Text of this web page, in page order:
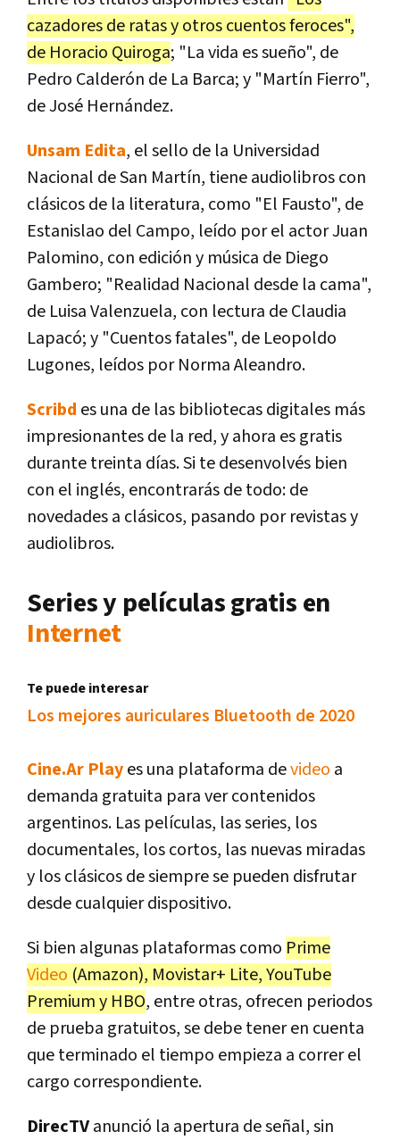
cazadores de ratas y otros cuentos feroces",
de Horacio Quiroga; "La vida es sueño", de
Pedro Calderón de La Barca; y "Martín Fierro",
de José Hernández.
Unsam Edita, el sello de la Universidad
Nacional de San Martín, tiene audiolibros con
clásicos de la literatura, como "El Fausto", de
Estanislao del Campo, leído por el actor Juan
Palomino, con edición y música de Diego
Gambero; "Realidad Nacional desde la cama",
de Luisa Valenzuela, con lectura de Claudia
Lapacó; y "Cuentos fatales", de Leopoldo
Lugones, leídos por Norma Aleandro.
Scribd es una de las bibliotecas digitales más
impresionantes de la red, y ahora es gratis
durante treinta días. Si te desenvolvés bien
con el inglés, encontrarás de todo: de
novedades a clásicos, pasando por revistas y
audiolibros.
Series y películas gratis en
Internet
Te puede interesar
Los mejores auriculares Bluetooth de 2020
Cine.Ar Playes una plataforma devideo a
demanda gratuita para ver contenidos
argentinos. Las películas, las series, los
documentales, los cortos, las nuevas miradas
y los clásicos de siempre se pueden disfrutar
desde cualquier dispositivo.
Si bien algunas plataformas como Prime
Video (Amazon), Movistar+ Lite, YouTube
Premium y HBO, entre otras, ofrecen periodos
de prueba gratuitos, se debe tener en cuenta
que terminado el tiempo empieza a correr el
cargo correspondiente.
DirecTVanunció la apertura de señal, sin